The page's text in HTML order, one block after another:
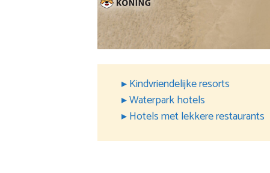
▸ Kindvriendelijke resorts
▸ Waterpark hotels
▸ Hotels met lekkere restaurants